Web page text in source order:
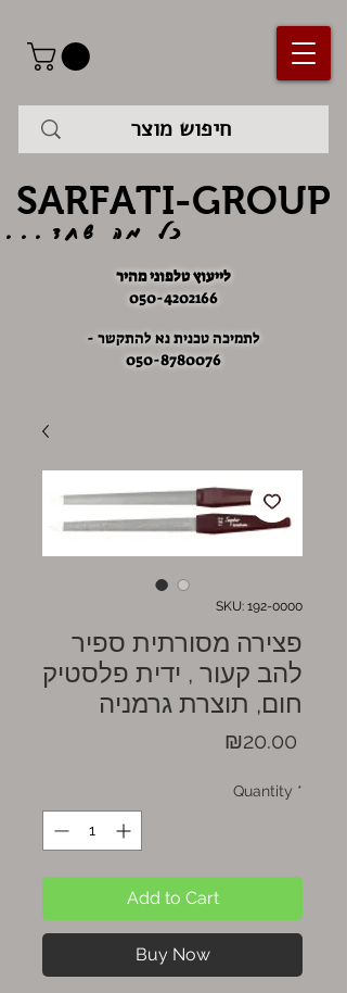
SARFATI-GROUP
לייעוץ טלפוני מהיר
050-4202166
לתמיכה טכנית נא להתקשר -
050-8780076
כל מה שחד...
SKU: 192-0000
פצירה מסורתית ספיר
להב קעור , ידית פלסטיק
חום, תוצרת גרמניה
₪20.00
Quantity *
Add to Cart
Buy Now